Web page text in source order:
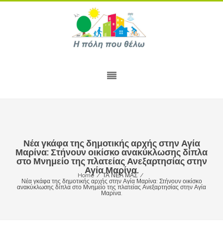
Νέα γκάφα της δημοτικής αρχής στην Αγία
Μαρίνα: Στήνουν οικίσκο ανακύκλωσης δίπλα
στο Μνημείο της πλατείας Ανεξαρτησίας στην
Αγία Μαρίνα.
Home / ΤΑ ΝΕΑ ΜΑΣ /
Νέα γκάφα της δημοτικής αρχής στην Αγία Μαρίνα: Στήνουν οικίσκο
ανακύκλωσης δίπλα στο Μνημείο της πλατείας Ανεξαρτησίας στην Αγία
Μαρίνα.